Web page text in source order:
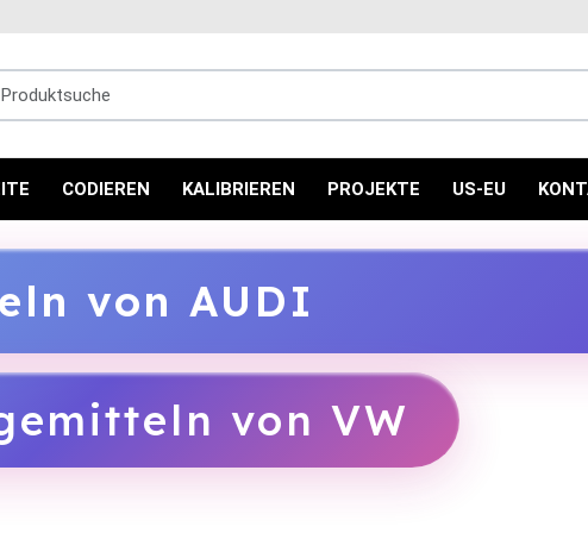
CODIEREN KALIBRIEREN PROJEKTE US-EU
von AUDI
von VW